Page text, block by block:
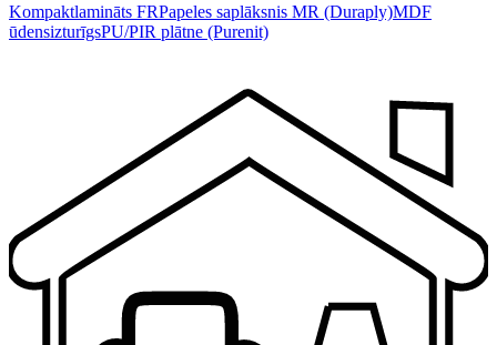
Kompaktlamināts FRPapeles saplāksnis MR (Duraply)MDF
ūdensizturīgsPU/PIR plātne (Purenit)